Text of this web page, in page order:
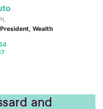
Wealth
and